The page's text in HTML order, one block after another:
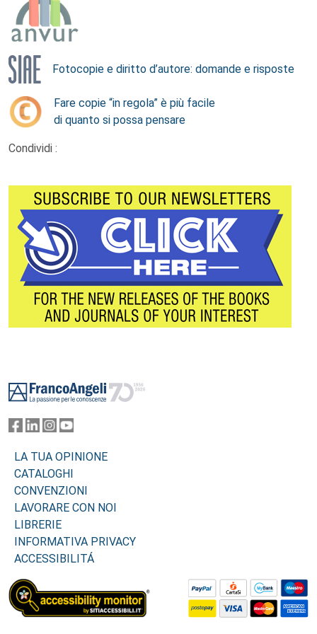
Fotocopie e diritto d’autore: domande e risposte
Fare copie “in regola” è più facile
di quanto si possa pensare
Condividi :
LA TUA OPINIONE
CATALOGHI
CONVENZIONI
LAVORARE CON NOI
LIBRERIE
INFORMATIVA PRIVACY
ACCESSIBILITÁ